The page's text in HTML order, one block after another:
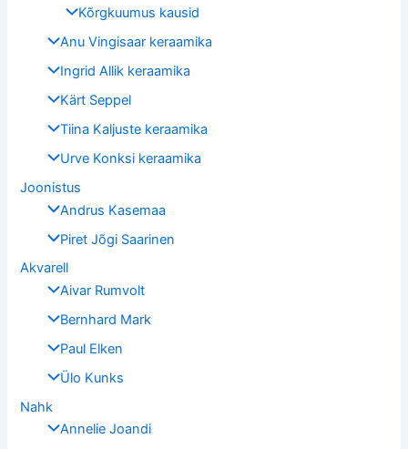
Kõrgkuumus kausid
Anu Vingisaar keraamika
Ingrid Allik keraamika
Kärt Seppel
Tiina Kaljuste keraamika
Urve Konksi keraamika
Joonistus
Andrus Kasemaa
Piret Jõgi Saarinen
Akvarell
Aivar Rumvolt
Bernhard Mark
Paul Elken
Ülo Kunks
Nahk
Annelie Joandi